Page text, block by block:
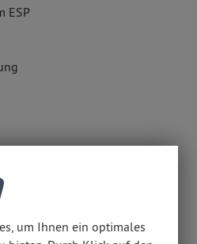
ESP
um Ihnen ein optimales